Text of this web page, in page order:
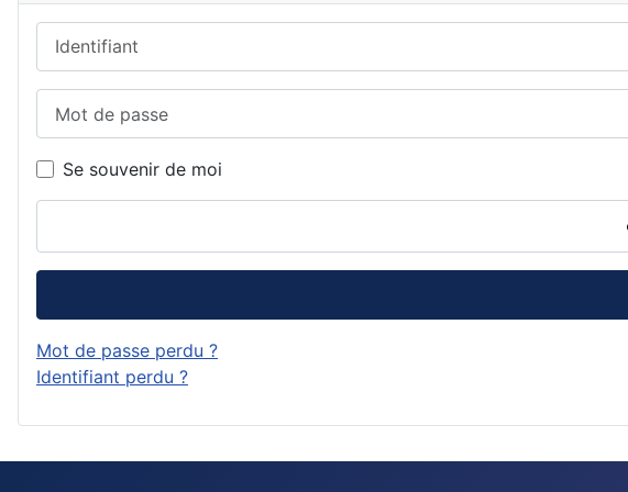
Se souvenir de moi
Mot de passe perdu ?
Identifiant perdu ?